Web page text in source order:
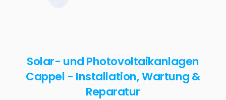
Solar- und Photovoltaikanlagen
Cappel - Installation, Wartung &
Reparatur